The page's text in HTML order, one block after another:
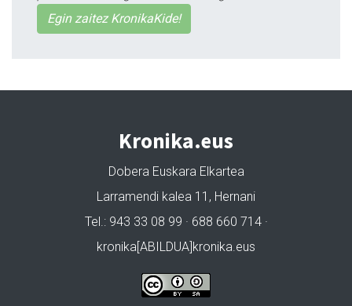
Egin zaitez KronikaKide!
Kronika.eus
Dobera Euskara Elkartea
Larramendi kalea 11, Hernani
Tel.: 943 33 08 99 · 688 660 714 ·
kronika[ABILDUA]kronika.eus